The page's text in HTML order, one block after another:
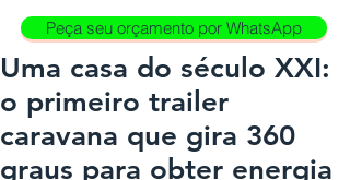
Peça seu orçamento por WhatsApp
Uma casa do século XXI:
o primeiro trailer
caravana que gira 360
graus para obter energia